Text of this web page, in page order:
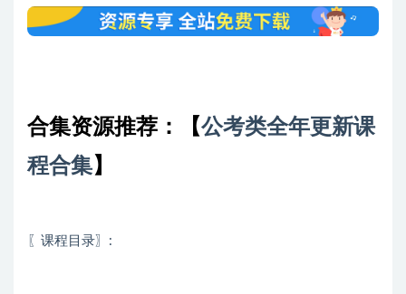
合集资源推荐： 【公考类全年更新课
程合集】
〖课程目录〗: